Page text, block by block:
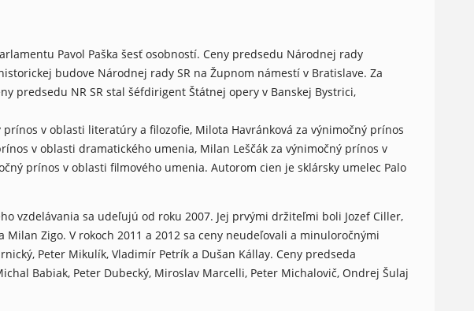
Pavol Paška šesť osobností. Ceny predsedu Národnej rady
budove Národnej rady SR na Župnom námestí v Bratislave. Za
predsedu NR SR stal šéfdirigent Štátnej opery v Banskej Bystrici,
v oblasti literatúry a filozofie, Milota Havránková za výnimočný prínos
v oblasti dramatického umenia, Milan Leščák za výnimočný prínos v
prínos v oblasti filmového umenia. Autorom cien je sklársky umelec Palo
vzdelávania sa udeľujú od roku 2007. Jej prvými držiteľmi boli Jozef Ciller,
okne)
Milan Zigo. V rokoch 2011 a 2012 sa ceny neudeľovali a minuloročnými
Peter Mikulík, Vladimír Petrík a Dušan Kállay. Ceny predseda
Babiak, Peter Dubecký, Miroslav Marcelli, Peter Michalovič, Ondrej Šulaj